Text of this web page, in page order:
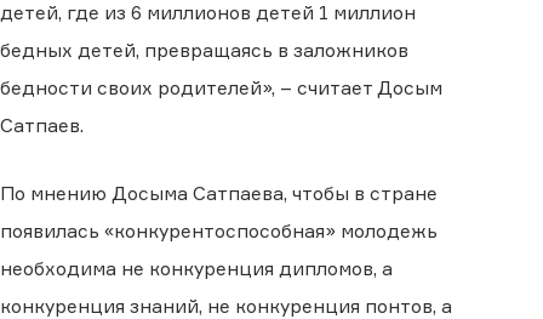
детей, где из 6 миллионов детей 1 миллион
бедных детей, превращаясь в заложников
бедности своих родителей», – считает Досым
Сатпаев.
По мнению Досыма Сатпаева, чтобы в стране
появилась «конкурентоспособная» молодежь
необходима не конкуренция дипломов, а
конкуренция знаний, не конкуренция понтов, а